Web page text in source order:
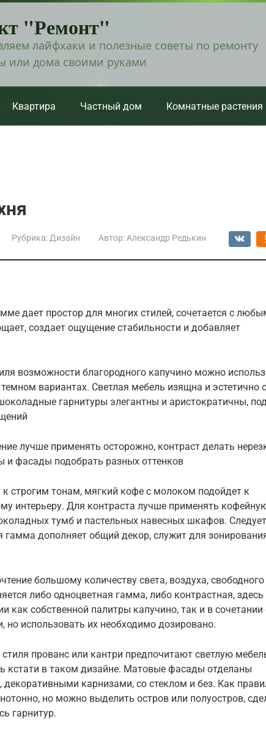
"Ремонт"
лайфхаки и полезные советы по ремонту
или дома своими руками
Квартира Частный дом Комнатные растения
Рубрика: Дизайн Автор: Александр Редькин
дает простор для многих стилей, сочетается с
создает ощущение стабильности и добавляет
возможности благородного капучино можно
темном вариантах. Светлая мебель изящна и эстетично
гарнитуры элегантны и аристократичны,
лучше применять осторожно, контраст делать
и фасады подобрать разных оттенков
строгим тонам, мягкий кофе с молоком подойдет к
интерьеру. Для контраста лучше применять
тумб и пастельных навесных шкафов. Следует
гамма дополняет общий декор, служит для
большому количеству света, воздуха, свободного
либо одноцветная гамма, либо контрастная, здесь
как собственной палитры капучино, так и в сочетании
но использовать их необходимо дозировано.
прованс или кантри предпочитают светлую
кстати в таком дизайне. Матовые фасады отделаны
карнизами, со стеклом и без. Как
но можно выделить остров или полуостров,
гарнитур.